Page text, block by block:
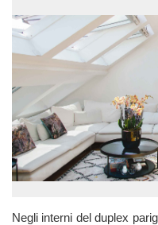
Negli interni del duplex